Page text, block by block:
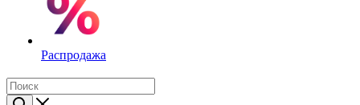
Распродажа